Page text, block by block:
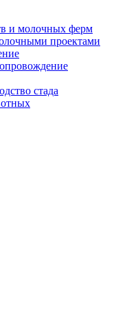
и молочных ферм
проектами
стада